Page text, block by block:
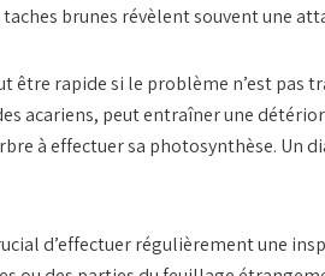
brunes révèlent souvent une
être rapide si le problème n’est pas
acariens, peut entraîner une
à effectuer sa photosynthèse. Un
d’effectuer régulièrement une